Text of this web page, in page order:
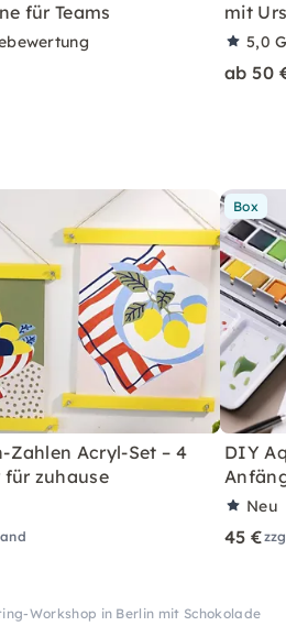
für Teams
mit
5,0
ab 50
Zahlen Acryl-Set – 4
zuhause
Box
DIY
Neu
45 €
Workshop in Berlin mit Schokolade